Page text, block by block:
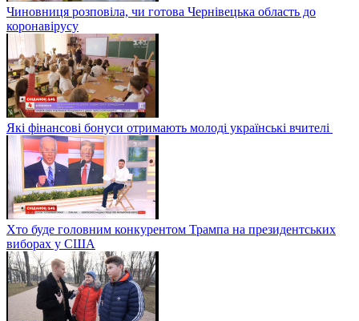
Чиновниця розповіла, чи готова Чернівецька область до
коронавірусу
Які фінансові бонуси отримають молоді українські вчителі
Хто буде головним конкурентом Трампа на президентських
виборах у США